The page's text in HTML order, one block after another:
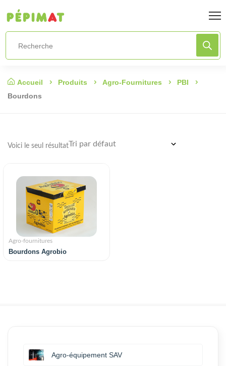
Accueil Produits Agro-Fournitures
PBI
Bourdons
Voici le seul résultat
Agro-fournitures
Bourdons Agrobio
Agro-équipement SAV